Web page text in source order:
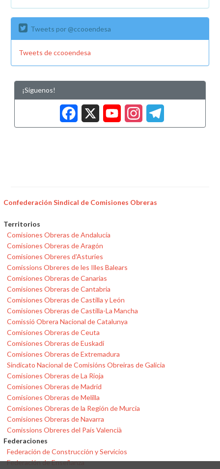
Tweets por @ccooendesa
Tweets de ccooendesa
¡Síguenos!
Facebook
X
Confederación Sindical de Comisiones Obreras
Territorios
Comisiones Obreras de Andalucía
Comisiones Obreras de Aragón
Comisiones Obreres d'Asturies
Comissions Obreres de les Illes Balears
Comisiones Obreras de Canarias
Comisiones Obreras de Cantabria
Comisiones Obreras de Castilla y León
Comisiones Obreras de Castilla-La Mancha
Comissió Obrera Nacional de Catalunya
Comisiones Obreras de Ceuta
Comisiones Obreras de Euskadi
Comisiones Obreras de Extremadura
Sindicato Nacional de Comisións Obreiras de Galicia
Comisiones Obreras de La Rioja
Comisiones Obreras de Madrid
Comisiones Obreras de Melilla
Comisiones Obreras de la Región de Murcia
Comisiones Obreras de Navarra
Comissions Obreres del País Valencià
Federaciones
Federación de Construcción y Servicios
Federación de Enseñanza